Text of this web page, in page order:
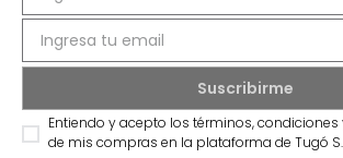
Entiendo y acepto los términos, condiciones
de mis compras en la plataforma de Tugó